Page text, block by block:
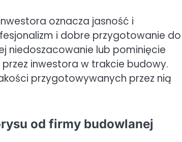
oznacza jasność i
i dobre przygotowanie do
niedoszacowanie lub pominięcie
inwestora w trakcie budowy.
przygotowywanych przez nią
od firmy budowlanej